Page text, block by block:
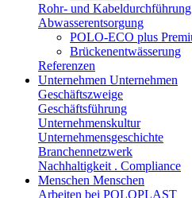
Rohr- und Kabeldurchführung
Abwasserentsorgung
POLO-ECO plus
Brückenentwässerung
Referenzen
Unternehmen Unternehmen
Geschäftszweige
Geschäftsführung
Unternehmenskultur
Unternehmensgeschichte
Branchennetzwerk
Nachhaltigkeit . Compliance
Menschen Menschen
Arbeiten bei POLOPLAST